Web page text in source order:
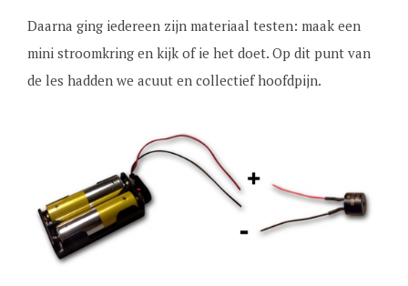
Daarna ging iedereen zijn materiaal testen: maak een
mini stroomkring en kijk of ie het doet. Op dit punt van
de les hadden we acuut en collectief hoofdpijn.